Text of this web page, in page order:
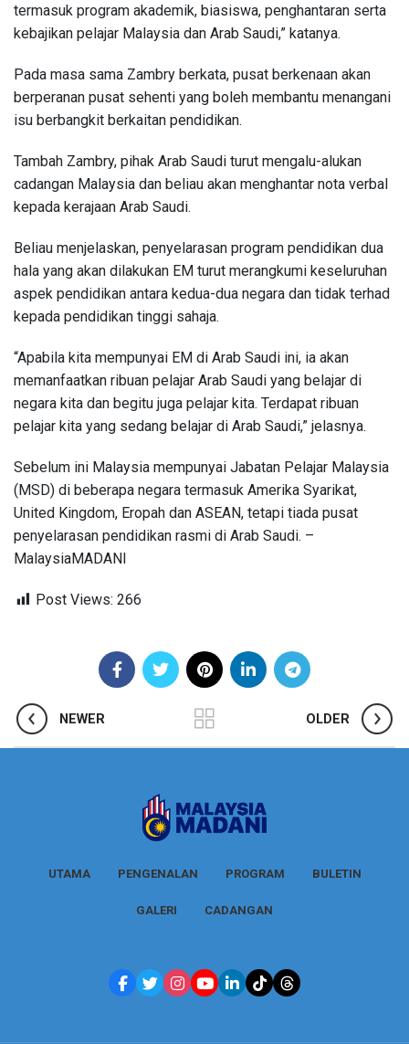
termasuk program akademik, biasiswa, penghantaran serta
kebajikan pelajar Malaysia dan Arab Saudi,” katanya.
Pada masa sama Zambry berkata, pusat berkenaan akan
berperanan pusat sehenti yang boleh membantu menangani
isu berbangkit berkaitan pendidikan.
Tambah Zambry, pihak Arab Saudi turut mengalu-alukan
cadangan Malaysia dan beliau akan menghantar nota verbal
kepada kerajaan Arab Saudi.
Beliau menjelaskan, penyelarasan program pendidikan dua
hala yang akan dilakukan EM turut merangkumi keseluruhan
aspek pendidikan antara kedua-dua negara dan tidak terhad
kepada pendidikan tinggi sahaja.
“Apabila kita mempunyai EM di Arab Saudi ini, ia akan
memanfaatkan ribuan pelajar Arab Saudi yang belajar di
negara kita dan begitu juga pelajar kita. Terdapat ribuan
pelajar kita yang sedang belajar di Arab Saudi,” jelasnya.
Sebelum ini Malaysia mempunyai Jabatan Pelajar Malaysia
(MSD) di beberapa negara termasuk Amerika Syarikat,
United Kingdom, Eropah dan ASEAN, tetapi tiada pusat
penyelarasan pendidikan rasmi di Arab Saudi. –
MalaysiaMADANI
Post Views: 266
NEWER OLDER
UTAMA PENGENALAN PROGRAM BULETIN
GALERI CADANGAN